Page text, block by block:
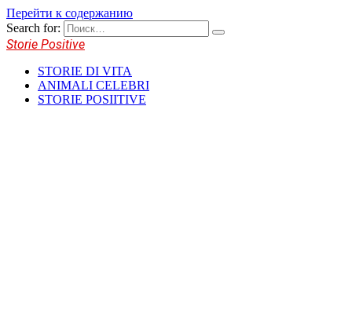
Перейти к содержанию
Search for:
Storie Positive
STORIE DI VITA
ANIMALI CELEBRI
STORIE POSIITIVE